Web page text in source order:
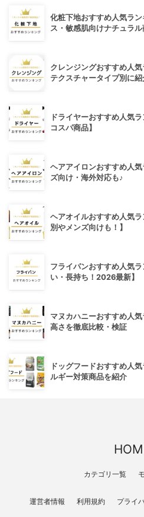
化粧下地おすすめ人気ラ
ス・敏感肌向けナチュラル
クレンジングおすすめ人
テクスチャータイプ別に紹
ドライヤーおすすめ人気
コスパ商品】
ヘアアイロンおすすめ人
ズ向け・海外対応も♪
ヘアオイルおすすめ人気
別やメンズ向けも！】
フライパンおすすめ人気
い・長持ち！2026最新】
マヌカハニーおすすめ人
高さを徹底比較・検証
ドッグフードおすすめ人
ルギー対策商品を紹介
カテゴリ一覧
運営者情報 利用規約 プライ